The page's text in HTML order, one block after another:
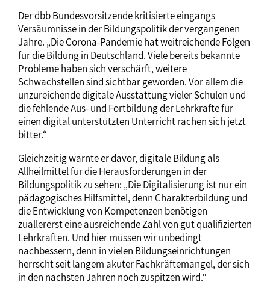
Der dbb Bundesvorsitzende kritisierte eingangs
Versäumnisse in der Bildungspolitik der vergangenen
Jahre. „Die Corona-Pandemie hat weitreichende Folgen
für die Bildung in Deutschland. Viele bereits bekannte
Probleme haben sich verschärft, weitere
Schwachstellen sind sichtbar geworden. Vor allem die
unzureichende digitale Ausstattung vieler Schulen und
die fehlende Aus- und Fortbildung der Lehrkräfte für
einen digital unterstützten Unterricht rächen sich jetzt
bitter.“
Gleichzeitig warnte er davor, digitale Bildung als
Allheilmittel für die Herausforderungen in der
Bildungspolitik zu sehen: „Die Digitalisierung ist nur ein
pädagogisches Hilfsmittel, denn Charakterbildung und
die Entwicklung von Kompetenzen benötigen
zuallererst eine ausreichende Zahl von gut qualifizierten
Lehrkräften. Und hier müssen wir unbedingt
nachbessern, denn in vielen Bildungseinrichtungen
herrscht seit langem akuter Fachkräftemangel, der sich
in den nächsten Jahren noch zuspitzen wird.“